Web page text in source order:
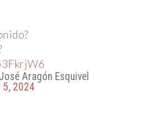
Aragón Esquivel
5, 2024